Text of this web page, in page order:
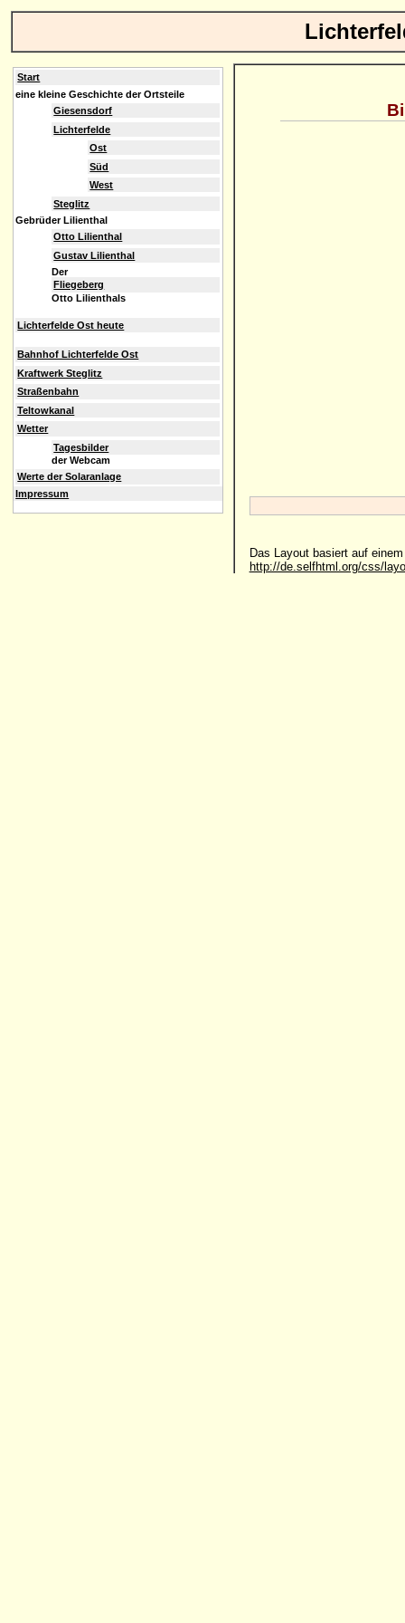
Das Layout basiert auf
http://de.selfhtml.org/css/
Start
eine kleine Geschichte der Ortsteile
Giesensdorf
Lichterfelde
Ost
Süd
West
Steglitz
Gebrüder Lilienthal
Otto Lilienthal
Gustav Lilienthal
Der
Fliegeberg
Otto Lilienthals
Lichterfelde Ost heute
Bahnhof Lichterfelde Ost
Kraftwerk Steglitz
Straßenbahn
Teltowkanal
Wetter
Tagesbilder
der Webcam
Werte der Solaranlage
Impressum